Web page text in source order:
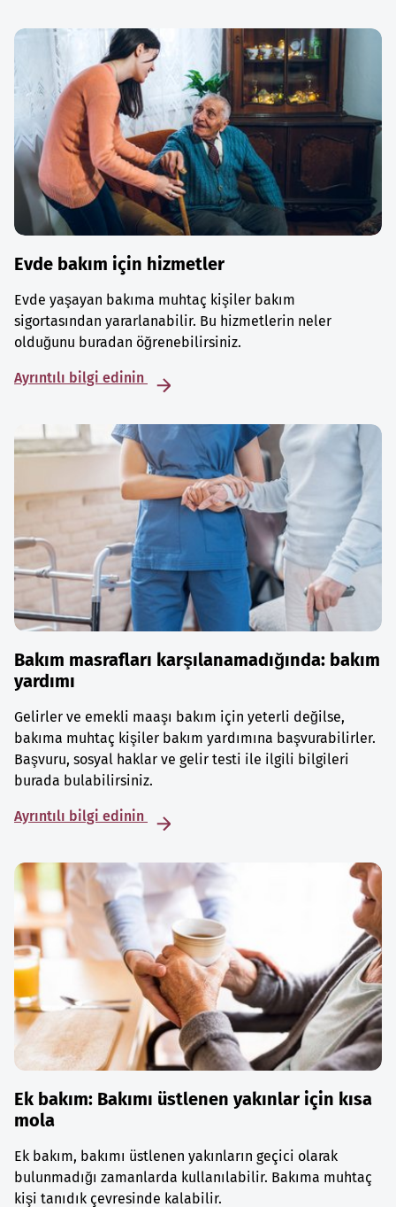
Evde bakım için hizmetler
Evde yaşayan bakıma muhtaç kişiler bakım
sigortasından yararlanabilir. Bu hizmetlerin neler
olduğunu buradan öğrenebilirsiniz.
Ayrıntılı bilgi edinin
Bakım masrafları karşılanamadığında: bakım
yardımı
Gelirler ve emekli maaşı bakım için yeterli değilse,
bakıma muhtaç kişiler bakım yardımına başvurabilirler.
Başvuru, sosyal haklar ve gelir testi ile ilgili bilgileri
burada bulabilirsiniz.
Ayrıntılı bilgi edinin
Ek bakım: Bakımı üstlenen yakınlar için kısa
mola
Ek bakım, bakımı üstlenen yakınların geçici olarak
bulunmadığı zamanlarda kullanılabilir. Bakıma muhtaç
kişi tanıdık çevresinde kalabilir.